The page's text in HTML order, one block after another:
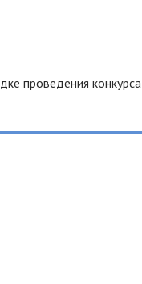
проведения